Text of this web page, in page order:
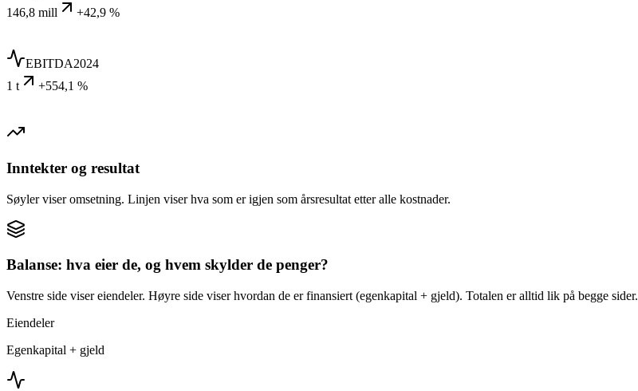
146,8 mill
+42,9 %
EBITDA2024
1 t
+554,1 %
Inntekter og resultat
Søyler viser omsetning. Linjen viser hva som er igjen som årsresultat etter alle kostnader.
Balanse: hva eier de, og hvem skylder de penger?
Venstre side viser eiendeler. Høyre side viser hvordan de er finansiert (egenkapital + gjeld). Totalen er alltid lik på begge sider.
Eiendeler
Egenkapital + gjeld